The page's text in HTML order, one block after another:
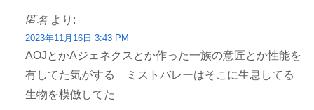
匿名 より:
2023年11月16日 3:43 PM
AOJとかAジェネクスとか作った一族の意匠とか性能を
有してた気がする ミストバレーはそこに生息してる
生物を模倣してた